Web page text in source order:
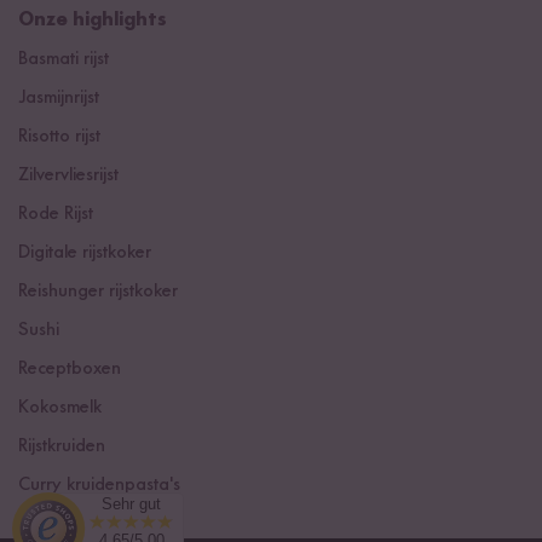
Onze highlights
Basmati rijst
Jasmijnrijst
Risotto rijst
Zilvervliesrijst
Rode Rijst
Digitale rijstkoker
Reishunger rijstkoker
Sushi
Receptboxen
Kokosmelk
Rijstkruiden
Curry kruidenpasta's
Sehr gut